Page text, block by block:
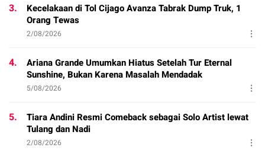
3.
Kecelakaan di Tol Cijago Avanza Tabrak Dump Truk, 1
Orang Tewas
2/08/2026
4.
Ariana Grande Umumkan Hiatus Setelah Tur Eternal
Sunshine, Bukan Karena Masalah Mendadak
5/08/2026
5.
Tiara Andini Resmi Comeback sebagai Solo Artist lewat
Tulang dan Nadi
2/08/2026